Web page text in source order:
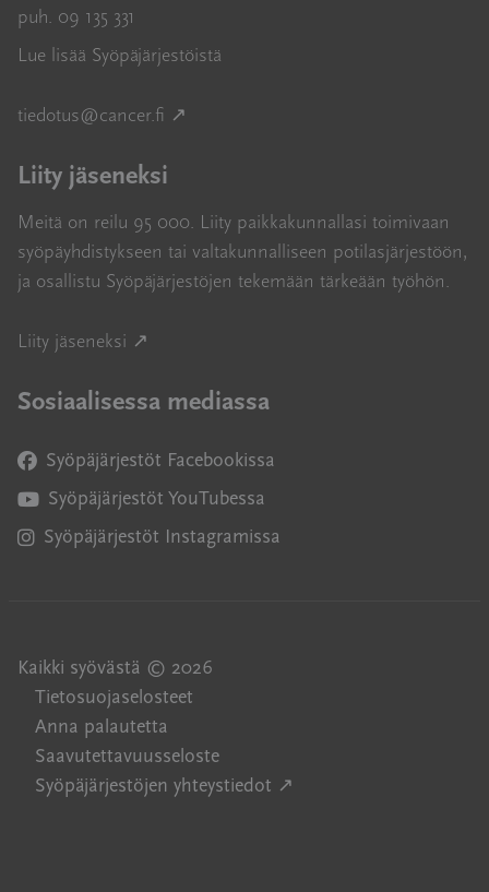
puh. 09 135 331
Lue lisää Syöpäjärjestöistä
tiedotus@cancer.fi ↗
Liity jäseneksi
Meitä on reilu 95 000. Liity paikkakunnallasi toimivaan
syöpäyhdistykseen tai valtakunnalliseen potilasjärjestöön,
ja osallistu Syöpäjärjestöjen tekemään tärkeään työhön.
Liity jäseneksi ↗
Sosiaalisessa mediassa
Syöpäjärjestöt Facebookissa
Avautuu uuteen ikkunaan
Syöpäjärjestöt YouTubessa
Avautuu uuteen ikkunaan
Syöpäjärjestöt Instagramissa
Avautuu uuteen ikkunaan
Kaikki syövästä © 2026
Tietosuojaselosteet
Anna palautetta
Saavutettavuusseloste
Syöpäjärjestöjen yhteystiedot ↗